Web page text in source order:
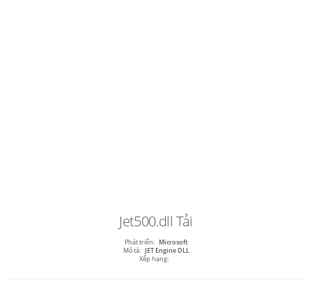
Jet500.dll Tải
Phát triển: Microsoft
Mô tả: JET Engine DLL
Xếp hạng: